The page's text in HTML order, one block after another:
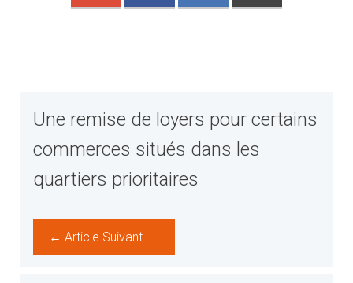
Une remise de loyers pour certains
commerces situés dans les
quartiers prioritaires
← Article Suivant